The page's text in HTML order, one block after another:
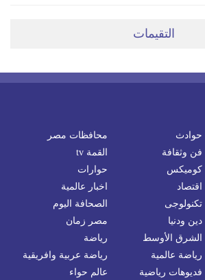
التقيمات
حوادث
محافظات مصر
فن وثقافة
القمة tv
كوميكس
حوارات
اقتصاد
اخبار عالمية
تكنولوجى
الصحافة اليوم
دين ودنيا
مصر زمان
الشرق الأوسط
رياضة
رياضة عالمية
رياضة عربية وافريقية
فديوهات رياضية عالم حواء